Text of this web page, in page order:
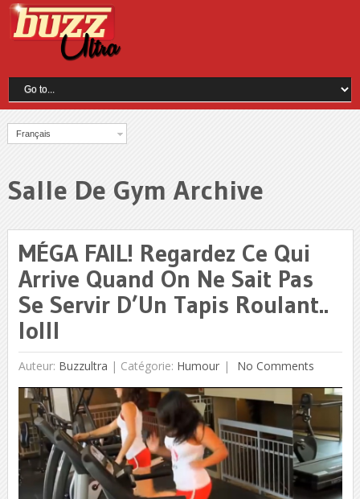
Français
Salle De Gym Archive
MÉGA FAIL! Regardez Ce Qui
Arrive Quand On Ne Sait Pas
Se Servir D’Un Tapis Roulant..
lolll
Auteur: Buzzultra | Catégorie: Humour No Comments